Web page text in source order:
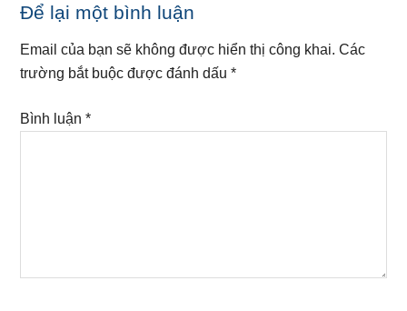
Reader
Interactions
Để lại một bình luận
Email của bạn sẽ không được hiển thị công khai. Các
trường bắt buộc được đánh dấu*
Bình luận*